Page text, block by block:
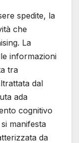
spedite, la
che
La
informazioni
tra
dal
ada
cognitivo
manifesta
da